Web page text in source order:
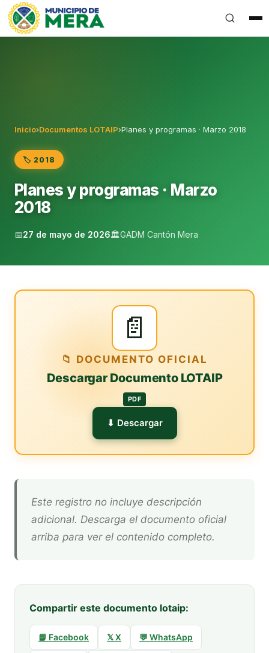
Gobierno Autónomo Descentralizado Municipal del
Inicio›Documentos LOTAIP›Planes y programas · Marzo 2018
🏷️ 2018
Planes y programas · Marzo
2018
📅27 de mayo de 2026🏛️GADM Cantón Mera
📄
📁 DOCUMENTO OFICIAL
Descargar Documento LOTAIP
PDF
⬇ Descargar
Este registro no incluye descripción
adicional. Descarga el documento oficial
arriba para ver el contenido completo.
Compartir este documento lotaip:
📘 Facebook 𝕏 X 💬 WhatsApp